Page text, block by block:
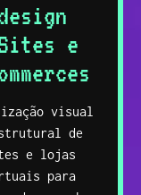
e
visual
de
e lojas
para